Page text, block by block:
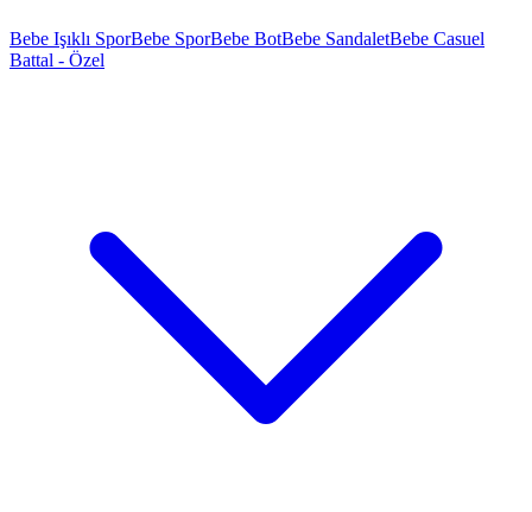
Bebe Işıklı SporBebe SporBebe BotBebe SandaletBebe Casuel
Battal - Özel